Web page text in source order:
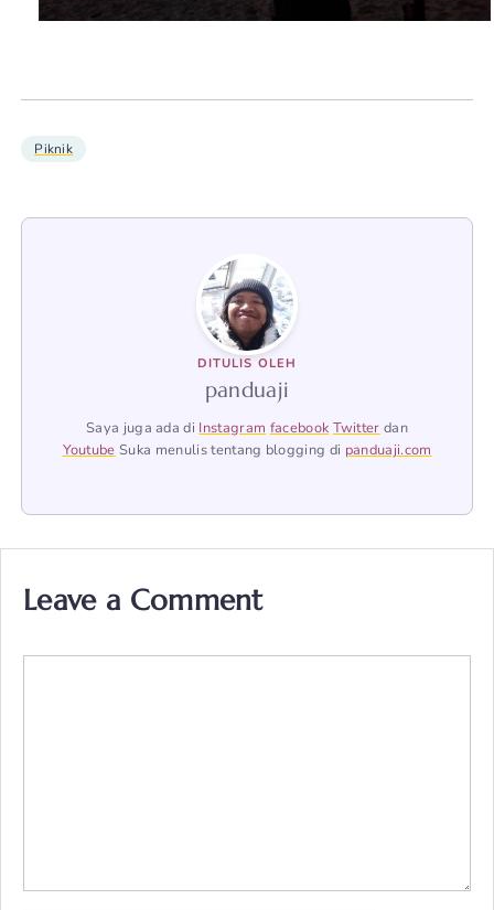
Piknik
DITULIS OLEH
panduaji
Saya juga ada di Instagram facebook Twitter dan
Youtube Suka menulis tentang blogging di panduaji.com
Leave a Comment